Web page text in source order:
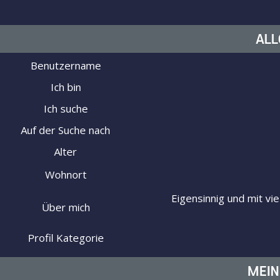
Benutzername
Ich bin
Ich suche
Auf der Suche nach
Alter
Wohnort
Über mich
Eigensinnig und mit
Profil Kategorie